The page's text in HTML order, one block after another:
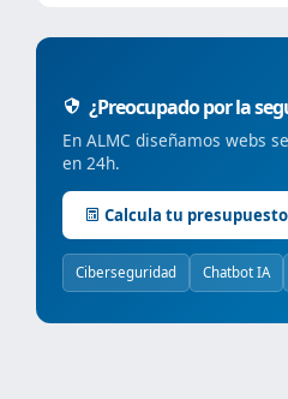
¿Preocupado por la
En ALMC diseñamos webs
en 24h.
Calcula tu
Ciberseguridad Chatbot IA